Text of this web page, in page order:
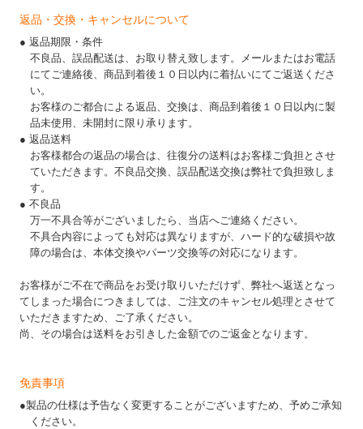
返品・交換・キャンセルについて
● 返品期限・条件
不良品、誤品配送は、お取り替え致します。メールまたはお電話
にてご連絡後、商品到着後１０日以内に着払いにてご返送くださ
い。
お客様のご都合による返品、交換は、商品到着後１０日以内に製
品未使用、未開封に限り承ります。
● 返品送料
お客様都合の返品の場合は、往復分の送料はお客様ご負担とさせ
ていただきます。不良品交換、誤品配送交換は弊社で負担致しま
す。
● 不良品
万一不具合等がございましたら、当店へご連絡ください。
不具合内容によっても対応は異なりますが、ハード的な破損や故
障の場合は、本体交換やパーツ交換等の対応になります。
お客様がご不在で商品をお受け取りいただけず、弊社へ返送となっ
てしまった場合につきましては、ご注文のキャンセル処理とさせて
いただきますため、ご了承ください。
尚、その場合は送料をお引きした金額でのご返金となります。
免責事項
●製品の仕様は予告なく変更することがございますため、予めご承知
ください。